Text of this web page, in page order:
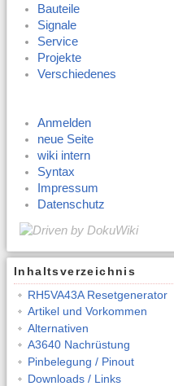
Bauteile
Signale
Service
Projekte
Verschiedenes
Anmelden
neue Seite
wiki intern
Syntax
Impressum
Datenschutz
Inhaltsverzeichnis
RH5VA43A Resetgenerator
Artikel und Vorkommen
Alternativen
A3640 Nachrüstung
Pinbelegung / Pinout
Downloads / Links